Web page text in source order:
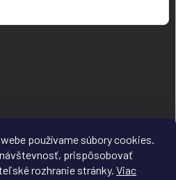
používame súbory cookies.
prispôsobovať
rozhranie stránky. Viac
FACEBOOK INSTAGRAM